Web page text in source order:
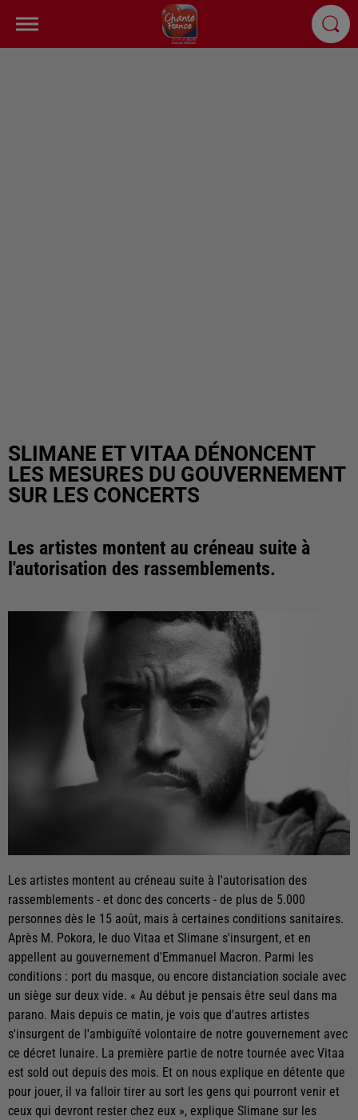
SLIMANE ET VITAA DÉNONCENT
LES MESURES DU GOUVERNEMENT
SUR LES CONCERTS
Les artistes montent au créneau suite à
l'autorisation des rassemblements.
Les artistes montent au créneau suite à l'autorisation des
rassemblements - et donc des concerts - de plus de 5.000
personnes dès le 15 août, mais à certaines conditions sanitaires.
Après M. Pokora, le duo Vitaa et Slimane s'insurgent, et en
appellent au gouvernement d'Emmanuel Macron. Parmi les
conditions : port du masque, ou encore distanciation sociale avec
un siège sur deux vide. « Au début je pensais être seul dans ma
parano. Mais depuis ce matin, je vois que d'autres artistes
s'insurgent de l'ambiguïté volontaire de notre gouvernement avec
ce décret lunaire. La première partie de notre tournée avec Vitaa
est sold out depuis des mois. Et on nous explique en détente que
pour jouer, il va falloir tirer au sort les gens qui pourront venir et
ceux qui devront rester chez eux », explique Slimane sur les